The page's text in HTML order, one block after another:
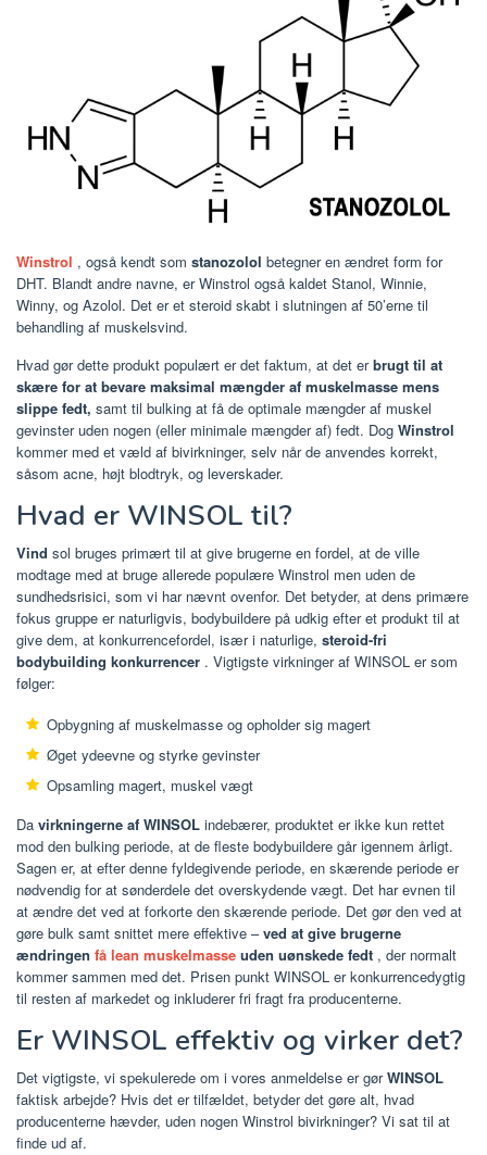
Winstrol , også kendt som stanozolol betegner en ændret form for
DHT. Blandt andre navne, er Winstrol også kaldet Stanol, Winnie,
Winny, og Azolol. Det er et steroid skabt i slutningen af 50’erne til
behandling af muskelsvind.
Hvad gør dette produkt populært er det faktum, at det erbrugt til at
skære for at bevare maksimal mængder af muskelmasse mens
slippe fedt, samt til bulking at få de optimale mængder af muskel
gevinster uden nogen (eller minimale mængder af) fedt. Dog Winstrol
kommer med et væld af bivirkninger, selv når de anvendes korrekt,
såsom acne, højt blodtryk, og leverskader.
Hvad er WINSOL til?
Vind sol bruges primært til at give brugerne en fordel, at de ville
modtage med at bruge allerede populære Winstrol men uden de
sundhedsrisici, som vi har nævnt ovenfor. Det betyder, at dens primære
fokus gruppe er naturligvis, bodybuildere på udkig efter et produkt til at
give dem, at konkurrencefordel, især i naturlige, steroid-fri
bodybuilding konkurrencer . Vigtigste virkninger af WINSOL er som
følger:
Opbygning af muskelmasse og opholder sig magert
Øget ydeevne og styrke gevinster
Opsamling magert, muskel vægt
Da virkningerne af WINSOL indebærer, produktet er ikke kun rettet
mod den bulking periode, at de fleste bodybuildere går igennem årligt.
Sagen er, at efter denne fyldegivende periode, en skærende periode er
nødvendig for at sønderdele det overskydende vægt. Det har evnen til
at ændre det ved at forkorte den skærende periode. Det gør den ved at
gøre bulk samt snittet mere effektive –ved at give brugerne
ændringen få lean muskelmasse uden uønskede fedt , der normalt
kommer sammen med det. Prisen punkt WINSOL er konkurrencedygtig
til resten af markedet og inkluderer fri fragt fra producenterne.
Er WINSOL effektiv og virker det?
Det vigtigste, vi spekulerede om i vores anmeldelse er gørWINSOL
faktisk arbejde? Hvis det er tilfældet, betyder det gøre alt, hvad
producenterne hævder, uden nogen Winstrol bivirkninger? Vi sat til at
finde ud af.